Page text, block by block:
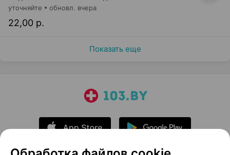
22,00 р.
уточняйте обновл. вчера
Показать еще